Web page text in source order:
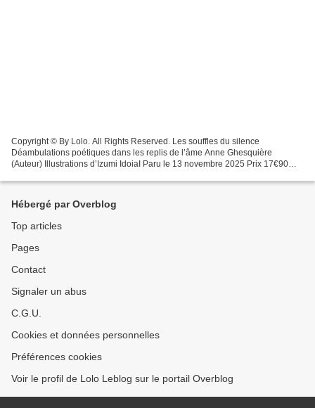
Copyright © By Lolo. All Rights Reserved. Les souffles du silence
Déambulations poétiques dans les replis de l’âme Anne Ghesquière
(Auteur) Illustrations d’Izumi IdoiaI Paru le 13 novembre 2025 Prix 17€90
Hébergé par Overblog
Top articles
Pages
Contact
Signaler un abus
C.G.U.
Cookies et données personnelles
Préférences cookies
Voir le profil de Lolo Leblog sur le portail Overblog